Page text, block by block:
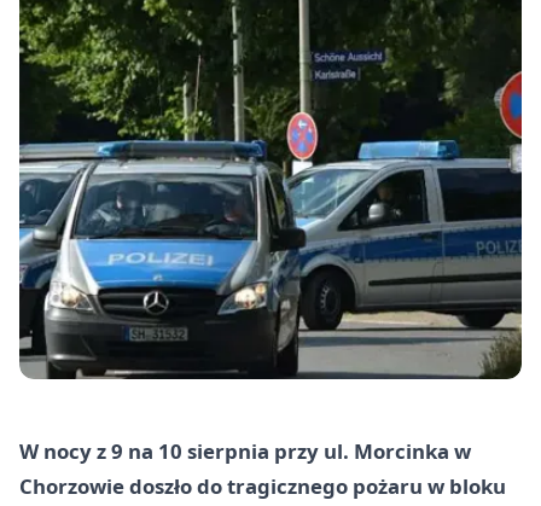
W nocy z 9 na 10 sierpnia przy ul. Morcinka w
Chorzowie doszło do tragicznego pożaru w bloku